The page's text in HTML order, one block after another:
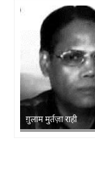
ग़ुलाम मुर्तज़ा राही